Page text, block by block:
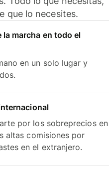
que lo necesites.
marcha en todo el
en un solo lugar y
por los sobreprecios en
altas comisiones por
en el extranjero.